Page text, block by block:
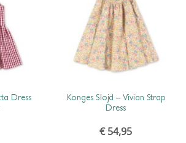
Dress
Konges Slojd – Vivian Strap
Dress
€54,95